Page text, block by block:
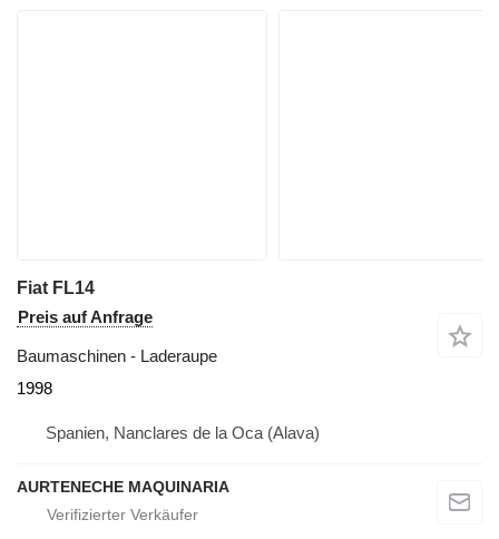
Fiat FL14
Preis auf Anfrage
Baumaschinen - Laderaupe
1998
Spanien, Nanclares de la Oca (Alava)
AURTENECHE MAQUINARIA